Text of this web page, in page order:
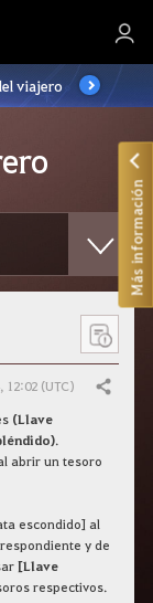
viajero
(UTC) Compartir
(Llave
.
abrir un tesoro
escondido] al
y de
[Llave
respectivos.
Más información